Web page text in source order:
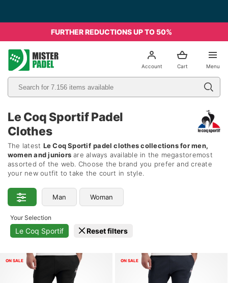
FURTHER REDUCTIONS UP TO 50%
Menu
Cart
Account
Le Coq Sportif Padel
Clothes
The latest Le Coq Sportif padel clothes collections for men,
women and juniorsare always available in the megastoremost
assorted of the web. Choose the brand you prefer and create
your new outfit to take the court in style.
Man Woman
Your Selection
Le Coq Sportif Reset filters
ON SALE ON SALE